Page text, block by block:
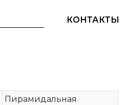
КОНТАКТЫ
Пирамидальная